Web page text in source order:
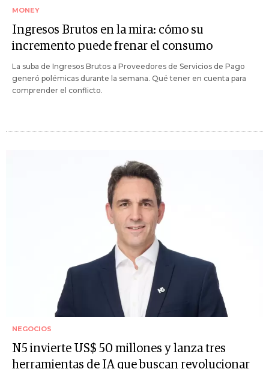
MONEY
Ingresos Brutos en la mira: cómo su
incremento puede frenar el consumo
La suba de Ingresos Brutos a Proveedores de Servicios de Pago
generó polémicas durante la semana. Qué tener en cuenta para
comprender el conflicto.
NEGOCIOS
N5 invierte US$ 50 millones y lanza tres
herramientas de IA que buscan revolucionar